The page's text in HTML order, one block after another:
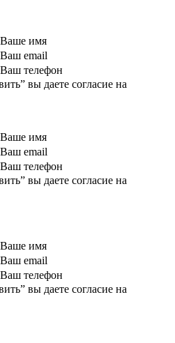
Ваше имя
Ваш email
Ваш телефон
вы даете согласие на
Ваше имя
Ваш email
Ваш телефон
вы даете согласие на
Ваше имя
Ваш email
Ваш телефон
вы даете согласие на